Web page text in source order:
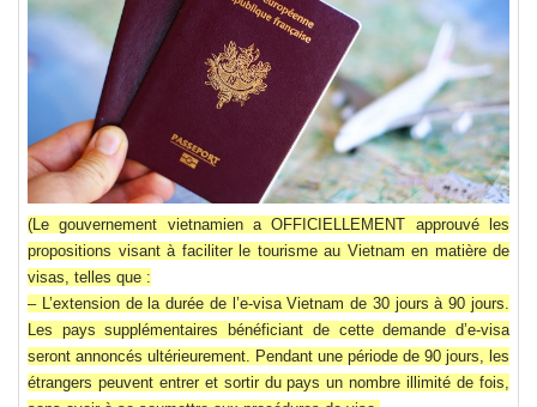
(Le gouvernement vietnamien a OFFICIELLEMENT approuvé les
propositions visant à faciliter le tourisme au Vietnam en matière de
visas, telles que :
– L’extension de la durée de l’e-visa Vietnam de 30 jours à 90 jours
Les pays supplémentaires bénéficiant de cette demande d’e-visa
seront annoncés ultérieurement. Pendant une période de 90 jours, les
étrangers peuvent entrer et sortir du pays un nombre illimité de fois,